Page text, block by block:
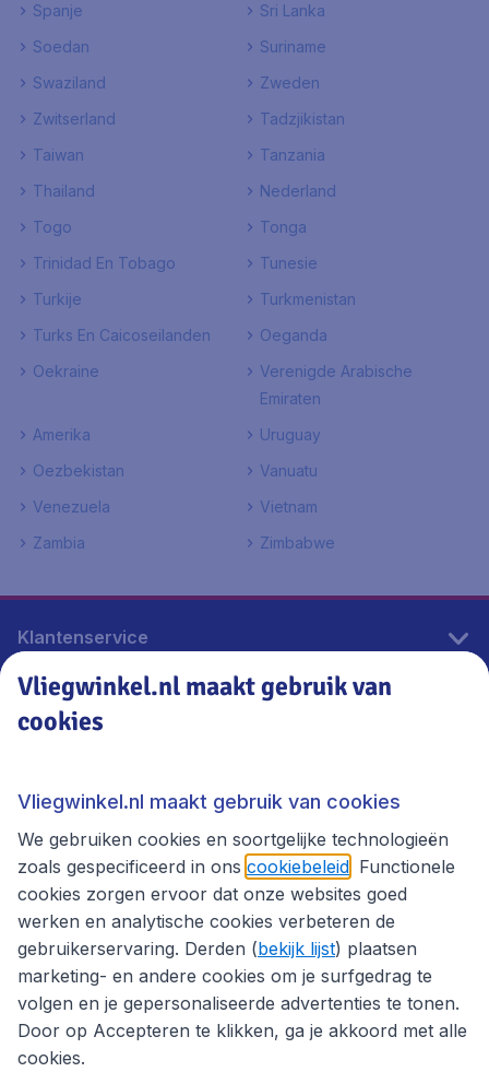
Spanje
Sri Lanka
Soedan
Suriname
Swaziland
Zweden
Zwitserland
Tadzjikistan
Taiwan
Tanzania
Thailand
Nederland
Togo
Tonga
Trinidad En Tobago
Tunesie
Turkije
Turkmenistan
Turks En Caicoseilanden
Oeganda
Oekraine
Verenigde Arabische
Emiraten
Amerika
Uruguay
Oezbekistan
Vanuatu
Venezuela
Vietnam
Zambia
Zimbabwe
Klantenservice
Vliegwinkel.nl
Thema's
Vliegwinkel.nl maakt gebruik van
cookies
Vliegwinkel.nl maakt gebruik van cookies
We gebruiken cookies en soortgelijke technologieën
zoals gespecificeerd in ons cookiebeleid . Functionele
cookies zorgen ervoor dat onze websites goed
werken en analytische cookies verbeteren de
gebruikerservaring. Derden (bekijk lijst) plaatsen
marketing- en andere cookies om je surfgedrag te
volgen en je gepersonaliseerde advertenties te tonen.
Door op Accepteren te klikken, ga je akkoord met alle
cookies.